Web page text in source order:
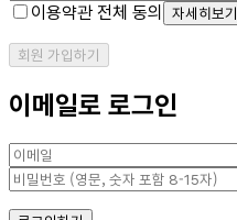
이용약관 전체 동의 자세히보기
회원 가입하기
이메일로 로그인